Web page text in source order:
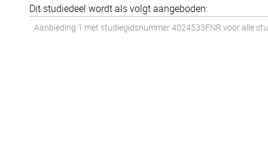
Dit studiedeel wordt als volgt aangeboden:
Aanbieding 1 met studiegidsnummer 4024533FNR voor alle